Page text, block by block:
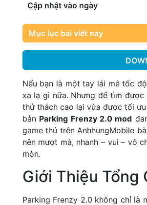
Cập nhật vào ngày
Mục lục bài viết này
Nếu bạn là một tay lái mê tốc
xa lạ gì nữa. Nhưng để tìm
thử thách cao lại vừa được tối
bản Parking Frenzy 2.0 mod
game thủ trên AnhhungMobile
nên mượt mà, nhanh – vui – vô
mòn.
Giới Thiệu Tổng
Parking Frenzy 2.0 không chỉ là